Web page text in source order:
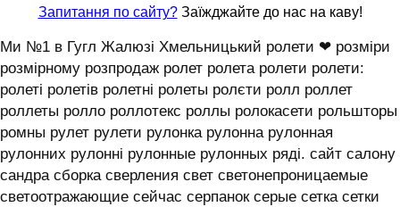
Запитання по сайту?Заїжджайте до нас на каву!
Ми №1 в Гугл Жалюзі Хмельницький ролети ❤ розміри
розмірному розпродаж ролет ролета ролети ролети:
ролеті ролетів ролетні ролеты ролєти ролл роллет
роллеты ролло роллотекс роллы ролокасети рольшторы
ромны рулет рулети рулонка рулонна рулонная
рулонних рулонні рулонные рулонных ряді. сайт салону
сандра сборка сверления свет светонепроницаемые
светоотражающие сейчас серпанок серые сетка сетки